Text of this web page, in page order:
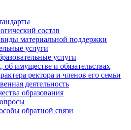
состав
материальной поддержки
услуги
услуги
об имуществе и обязательствах
ректора и членов его семьи
деятельность
образования
обратной связи